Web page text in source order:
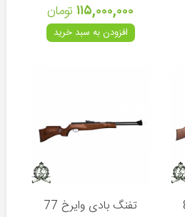
۱۱۵,۰۰۰,۰۰۰ تومان
افزودن به سبد خرید
تفنگ بادی وایرخ 77